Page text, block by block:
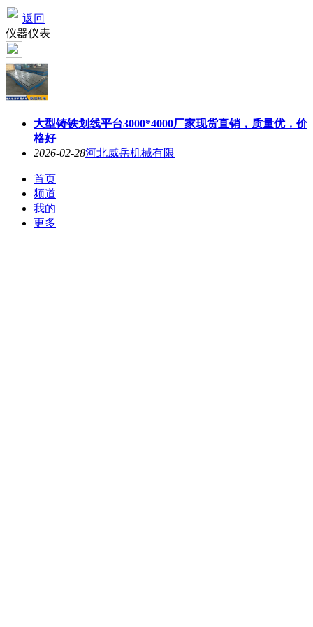
返回
仪器仪表
大型铸铁划线平台3000*4000厂家现货直销，质量优，价
格好
2026-02-28河北威岳机械有限
首页
频道
我的
更多